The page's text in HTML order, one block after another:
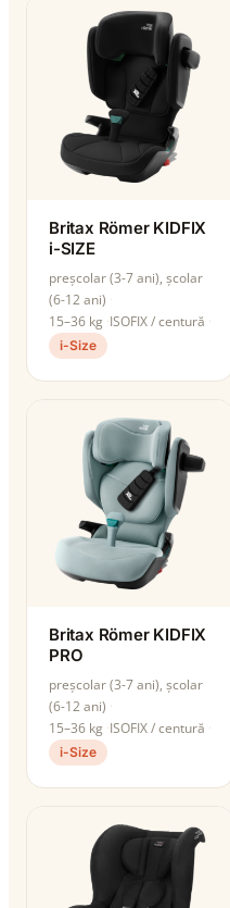
Britax Römer KIDFIX
i-SIZE
preșcolar (3-7 ani), școlar
(6-12 ani)
15–36 kg ISOFIX / centură
i-Size
Britax Römer KIDFIX
PRO
preșcolar (3-7 ani), școlar
(6-12 ani)
15–36 kg ISOFIX / centură
i-Size